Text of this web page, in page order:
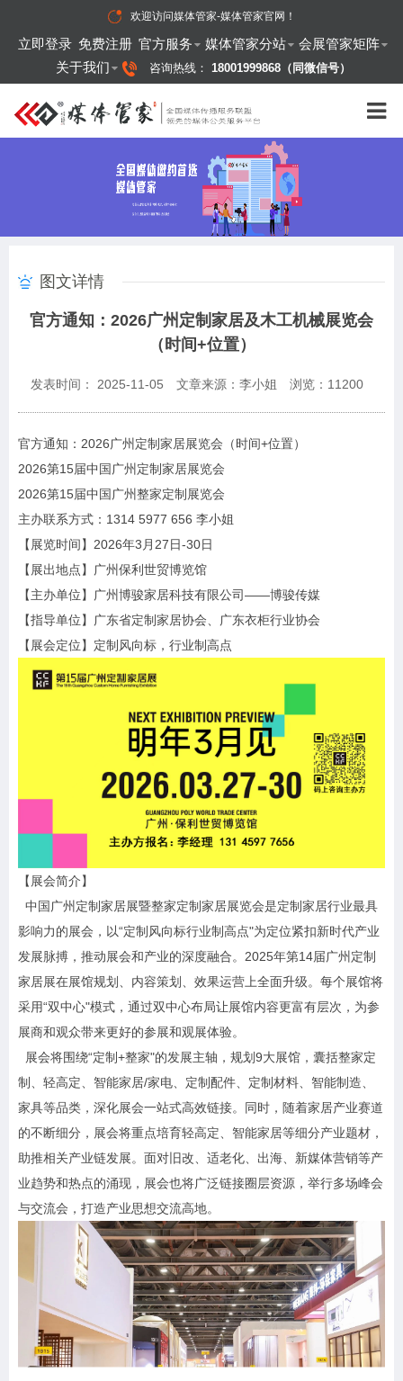
欢迎访问媒体管家-媒体管家官网 ！
立即登录 免费注册 官方服务 媒体管家分站
会展管家矩阵
关于我们
咨询热线： 18001999868（同微信号）
图文详情
官方通知：2026广州定制家居及木工机械展览会
（时间+位置）
发表时间： 2025-11-05 文章来源：李小姐 浏览： 11200
官方通知：2026广州定制家居展览会（时间+位置）
2026第15届中国广州定制家居展览会
2026第15届中国广州整家定制展览会
主办联系方式：1314 5977 656 李小姐
【展览时间】2026年3月27日-30日
【展出地点】广州保利世贸博览馆
【主办单位】广州博骏家居科技有限公司——博骏传媒
【指导单位】广东省定制家居协会、广东衣柜行业协会
【展会定位】定制风向标，行业制高点
【展会简介】
中国广州定制家居展暨整家定制家居展览会是定制家居行业最具
影响力的展会，以“定制风向标行业制高点"为定位紧扣新时代产业
发展脉搏，推动展会和产业的深度融合。2025年第14届广州定制
家居展在展馆规划、内容策划、效果运营上全面升级。每个展馆将
采用“双中心"模式，通过双中心布局让展馆内容更富有层次，为参
展商和观众带来更好的参展和观展体验。
展会将围绕“定制+整家"的发展主轴，规划9大展馆，囊括整家定
制、轻高定、智能家居/家电、定制配件、定制材料、智能制造、
家具等品类，深化展会一站式高效链接。同时，随着家居产业赛道
的不断细分，展会将重点培育轻高定、智能家居等细分产业题材，
助推相关产业链发展。面对旧改、适老化、出海、新媒体营销等产
业趋势和热点的涌现，展会也将广泛链接圈层资源，举行多场峰会
与交流会，打造产业思想交流高地。